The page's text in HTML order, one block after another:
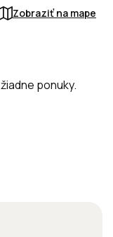
Zobraziť na mape
ponuky.